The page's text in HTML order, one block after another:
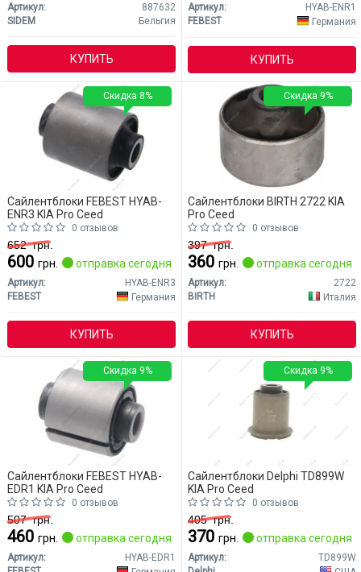
Артикул:
887632
SIDEM
Бельгия
КУПИТЬ
Артикул:
HYAB-ENR1
FEBEST
Германия
КУПИТЬ
Сайлентблоки FEBEST HYAB-
ENR3 KIA Pro Ceed
0 отзывов
652грн.
600 грн. отправка сегодня
Артикул:
HYAB-ENR3
FEBEST
Германия
КУПИТЬ
Скидка 8%
Сайлентблоки BIRTH 2722 KIA
Pro Ceed
0 отзывов
397грн.
360 грн. отправка сегодня
Артикул:
2722
BIRTH
Италия
КУПИТЬ
Скидка 9%
Сайлентблоки FEBEST HYAB-
EDR1 KIA Pro Ceed
0 отзывов
507грн.
460 грн. отправка сегодня
Артикул:
HYAB-EDR1
Скидка 9%
Сайлентблоки Delphi TD899W
KIA Pro Ceed
0 отзывов
405грн.
370 грн. отправка сегодня
Артикул:
TD899W
Скидка 9%